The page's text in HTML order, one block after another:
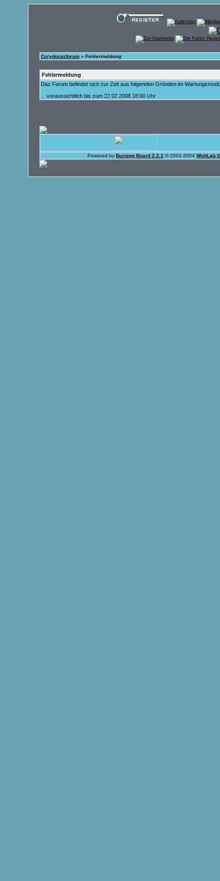
Corydorasforum» Fehlermeldung
Fehlermeldung
Das Forum befindet sich zur Zeit aus folgenden Gründen im
... voraussichtlich bis zum 22.02.2008 18:00 Uhr
Powered by Burning Board 2.2.1 © 2001-2004 WoltLab